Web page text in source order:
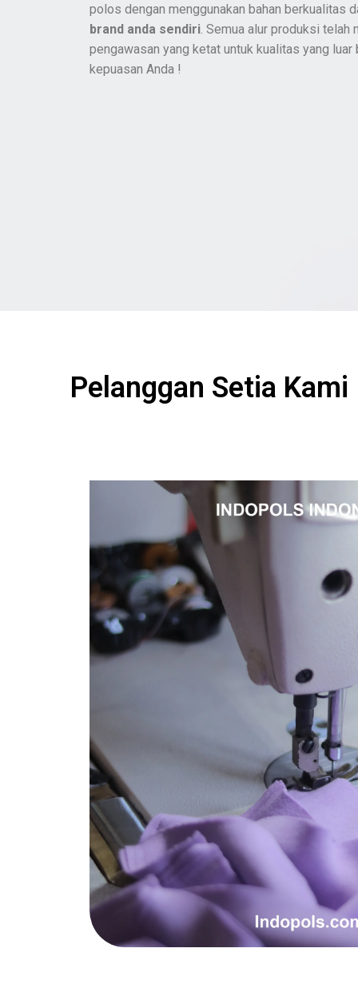
polos dengan menggunakan bahan berkualitas
brand anda sendiri. Semua alur produksi telah
pengawasan yang ketat untuk kualitas yang
kepuasan Anda !
Pelanggan Setia Kami